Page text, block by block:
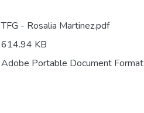
TFG - Rosalia Martinez.pdf
614.94 KB
Adobe Portable Document Format